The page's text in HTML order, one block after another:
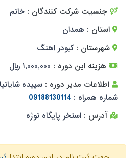
جنسیت شرکت کنندگان : خانم
استان : همدان
شهرستان : کبودر اهنگ
هزینه این دوره : ۱,۰۰۰,۰۰۰ ریال
اطلاعات مدیر دوره : سپیده
شماره همراه : 09188130114
آدرس : استخر پایگاه نوژه